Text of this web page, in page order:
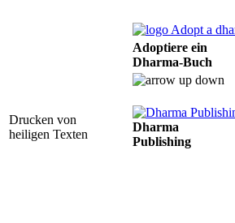
Adoptiere ein
Dharma-Buch
Drucken von
heiligen Texten
Dharma
Publishing